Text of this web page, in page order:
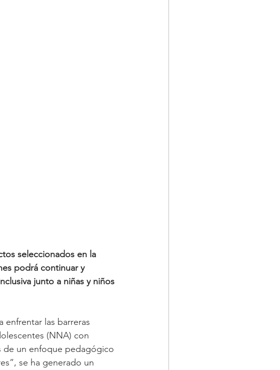
seleccionados en la
podrá continuar y
junto a niñas y niños
enfrentar las barreras
(NNA) con
de un enfoque pedagógico
se ha generado un